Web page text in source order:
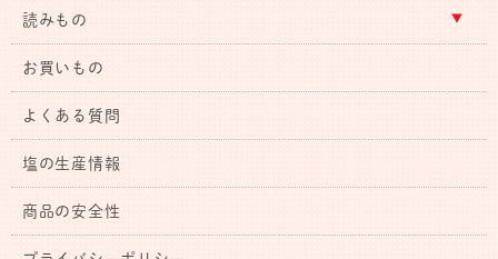
読みもの
お買いもの
よくある質問
塩の生産情報
商品の安全性